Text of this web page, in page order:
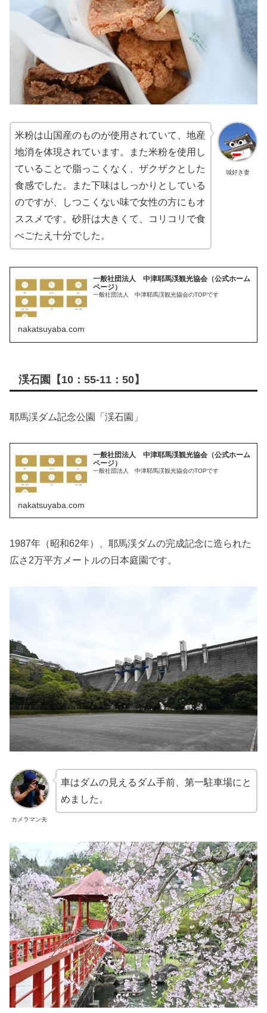
城好き妻
米粉は山国産のものが使用されていて、地産
地消を体現されています。また米粉を使用し
ていることで脂っこくなく、ザクザクとした
食感でした。また下味はしっかりとしている
のですが、しつこくない味で女性の方にもオ
ススメです。砂肝は大きくて、コリコリで食
べごたえ十分でした。
一般社団法人 中津耶馬渓観光協会（公式ホーム
ページ）
一般社団法人 中津耶馬渓観光協会のTOPです
nakatsuyaba.com
渓石園【10：55-11：50】
耶馬渓ダム記念公園「渓石園」
一般社団法人 中津耶馬渓観光協会（公式ホーム
ページ）
一般社団法人 中津耶馬渓観光協会のTOPです
nakatsuyaba.com
1987年（昭和62年）、耶馬渓ダムの完成記念に造られた
広さ2万平方メートルの日本庭園です。
カメラマン夫
車はダムの見えるダム手前、第一駐車場にと
めました。